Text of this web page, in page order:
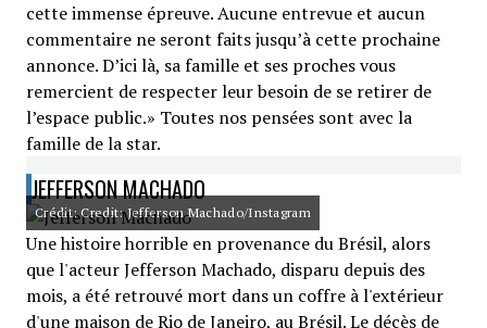
cette immense épreuve. Aucune entrevue et aucun
commentaire ne seront faits jusqu’à cette prochaine
annonce. D’ici là, sa famille et ses proches vous
remercient de respecter leur besoin de se retirer de
l’espace public.» Toutes nos pensées sont avec la
famille de la star.
JEFFERSON MACHADO
Crédit: Credit: Jefferson Machado/Instagram
Une histoire horrible en provenance du Brésil, alors
que l'acteur Jefferson Machado, disparu depuis des
mois, a été retrouvé mort dans un coffre à l'extérieur
d'une maison de Rio de Janeiro, au Brésil. Le décès de